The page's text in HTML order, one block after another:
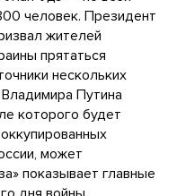
человек. Президент
жителей
прятаться
нескольких
Путина
которого будет
может
показывает главные